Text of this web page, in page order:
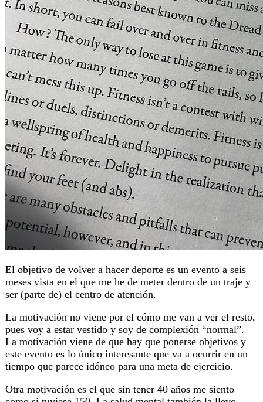
El objetivo de volver a hacer deporte es un evento a seis
meses vista en el que me he de meter dentro de un traje y
ser (parte de) el centro de atención.
La motivación no viene por el cómo me van a ver el resto,
pues voy a estar vestido y soy de complexión “normal”.
La motivación viene de que hay que ponerse objetivos y
este evento es lo único interesante que va a ocurrir en un
tiempo que parece idóneo para una meta de ejercicio.
Otra motivación es el que sin tener 40 años me siento